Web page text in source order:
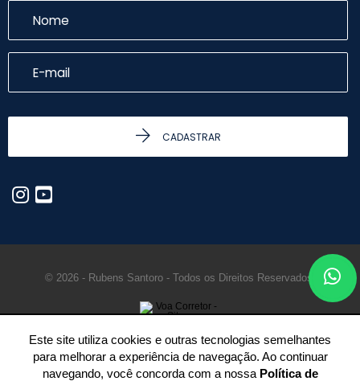
CADASTRAR
© 2026 - Rubens Santoro - Todos os Direitos Reservados.
Este site utiliza cookies e outras tecnologias semelhantes
para melhorar a experiência de navegação. Ao continuar
navegando, você concorda com a nossa Política de